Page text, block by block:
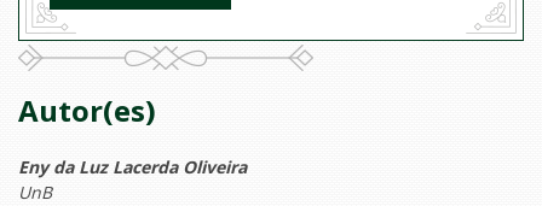
Autor(es)
Eny da Luz Lacerda Oliveira
UnB